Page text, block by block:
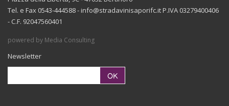
Tel. e Fax 0543-444588 - info@stradavinisaporifc.it P.IVA 03279400406
- C.F. 92047560401
powered by Media Consulting
Newsletter